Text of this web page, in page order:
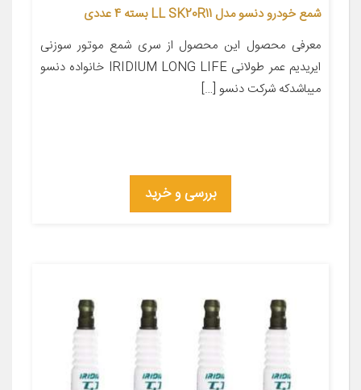
شمع خودرو دنسو مدل LL SK20R11 بسته 4 عددی
معرفی محصول این محصول از سری شمع موتور سوزنی
ایریدیم عمر طولانی IRIDIUM LONG LIFE خانواده دنسو
میباشدکه شرکت دنسو […]
بررسی و خرید